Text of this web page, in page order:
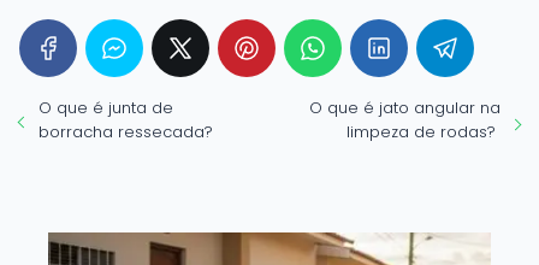
O que é junta de
borracha ressecada?
O que é jato angular na
limpeza de rodas?